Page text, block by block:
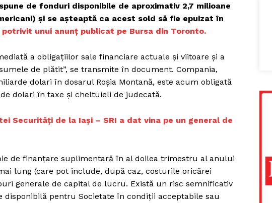
de fonduri disponibile de aproximativ 2,7 milioane
și se așteaptă ca acest sold să fie epuizat în
potrivit unui anunț publicat pe Bursa din Toronto.
a obligațiilor sale financiare actuale și viitoare și a
de plătit”, se transmite în document. Compania,
dolari în dosarul Roșia Montană, este acum obligată
dolari în taxe și cheltuieli de judecată.
Securități de la Iași – SRI a dat vina pe un general de
de finanțare suplimentară în al doilea trimestru al anului
lung (care pot include, după caz, costurile oricărei
generale de capital de lucru. Există un risc semnificativ
pentru Societate în condiții acceptabile sau